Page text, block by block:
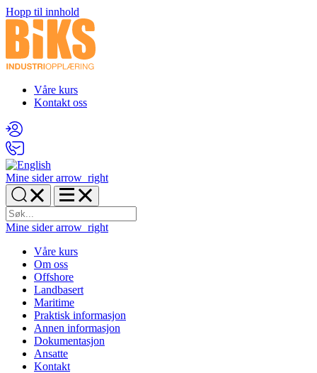
Hopp til innhold
Våre kurs
Kontakt oss
Mine sider arrow_right
Mine sider arrow_right
Våre kurs
Om oss
Offshore
Landbasert
Maritime
Praktisk informasjon
Annen informasjon
Dokumentasjon
Ansatte
Kontakt